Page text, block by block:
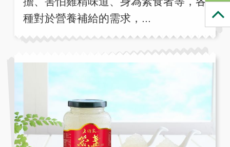
種對於營養補給的需求，...